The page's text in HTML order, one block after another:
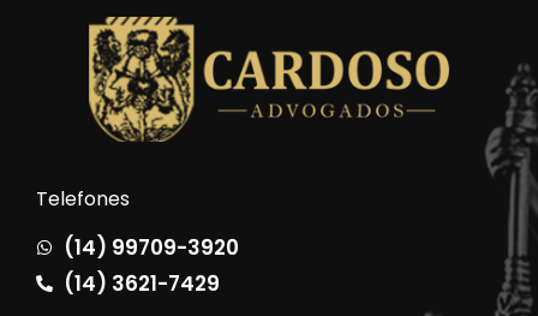
Telefones
(14) 99709-3920
(14) 3621-7429